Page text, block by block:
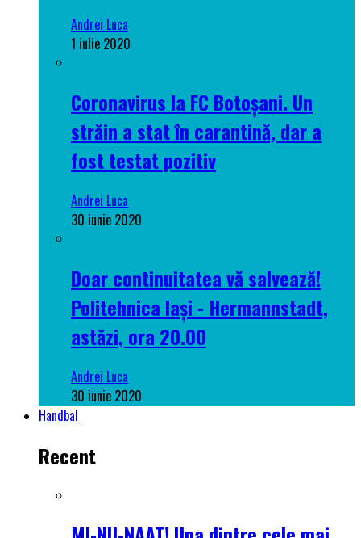
Andrei Luca
1 iulie 2020
Coronavirus la FC Botoșani. Un
străin a stat în carantină, dar a
fost testat pozitiv
Andrei Luca
30 iunie 2020
Doar continuitatea vă salvează!
Politehnica Iași - Hermannstadt,
astăzi, ora 20.00
Andrei Luca
30 iunie 2020
Handbal
Recent